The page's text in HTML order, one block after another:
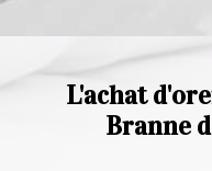
L'achat
Branne